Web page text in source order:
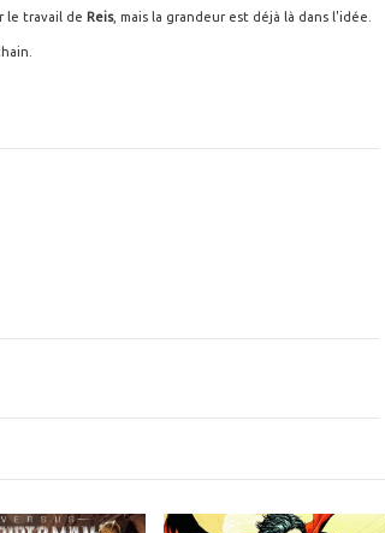
le travail de Reis, mais la grandeur est déjà là dans l'idée.